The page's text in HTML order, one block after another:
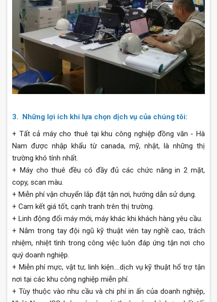
3. Những lợi ích khi lựa chọn dịch vụ của chúng tôi:
+ Tất cả máy cho thuê tại khu công nghiệp đồng văn - Hà
Nam được nhập khẩu từ canada, mỹ, nhật, là những thị
trường khó tính nhất.
+ Máy cho thuê đều có đầy đủ các chức năng in 2 mặt,
copy, scan màu.
+ Miễn phí vận chuyển lắp đặt tận nơi, hướng dẫn sử dụng.
+ Cam kết giá tốt, cạnh tranh trên thị trường.
+ Linh động đổi máy mới, máy khác khi khách hàng yêu cầu.
+ Nắm trong tay đội ngũ kỹ thuật viên tay nghề cao, trách
nhiệm, nhiệt tình trong công việc luôn đáp ứng tận nơi cho
quý doanh nghiệp.
+ Miễn phí mực, vật tư, linh kiện….dịch vụ kỹ thuật hổ trợ tận
nơi tại các khu công nghiệp miễn phí.
+ Tùy thuộc vào nhu cầu và chi phí in ấn của doanh nghiệp,